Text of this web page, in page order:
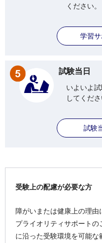
ください。
学習
試験当日
いよいよ
してくださ
試験
受験上の配慮が必要な方
障がいまたは健康上の理由
プライオリティサポート
に沿った受験環境を可能